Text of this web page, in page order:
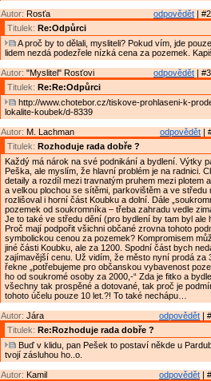
odpovědět |
Autor: Rosťa
Titulek: Re:Odpůrci
A proč by to dělali, mysliteli? Pokud vím, jde
lidem nezdá podezřele nízká cena za pozemek.
odpovědět |
Autor: "Myslitel" Rosťovi
Titulek: Re:Re:Odpůrci
http://www.chotebor.cz/tiskove-prohlaseni-k-
lokalite-koubek/d-8339
odpovědět |
Autor: M. Lachman
Titulek: Rozhoduje rada dobře ?
Každý má nárok na své podnikání a bydlení. Výtky
Peška, ale myslím, že hlavní problém je na radnici.
detaily a rozdíl mezi travnatým pruhem mezi plotem
a velkou plochou se sítěmi, parkovištěm a ve středu
rozlišoval i horní část Koubku a dolní. Dále
pozemek od soukromníka – třeba zahradu vedle
Je to také ve středu dění (pro bydlení by tam byl ale
Proč mají podpořit všichni občané zrovna tohoto
symbolickou cenou za pozemek? Kompromisem
jiné části Koubku, ale za 1200. Spodní část bych
zajímavější cenu. Už vidím, že město nyní prodá za
řekne „potřebujeme pro občanskou vybavenost
ho od soukromé osoby za 2000,-“ Zda je fitko a
všechny tak prospěné a dotované, tak proč je
tohoto účelu pouze 10 let.?! To také nechápu…
odpovědět |
Autor: Jára
Titulek: Re:Rozhoduje rada dobře ?
Buď v klidu, pan Pešek to postaví někde u
tvojí zásluhou ho..o.
odpovědět |
Autor: Kamil